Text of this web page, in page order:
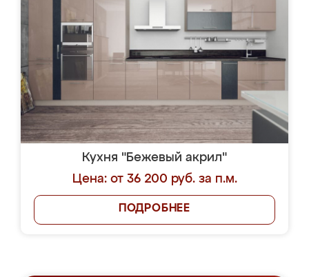
Кухня "Бежевый акрил"
Цена: от 36 200 руб. за п.м.
ПОДРОБНЕЕ